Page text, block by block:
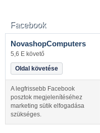
Facebook
NovashopComputers
5,6 E követő
Oldal követése
A legfrissebb Facebook
posztok megjelenítéséhez
marketing sütik elfogadása
szükséges.